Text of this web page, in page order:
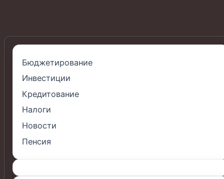
Бюджетирование
Инвестиции
Кредитование
Налоги
Новости
Пенсия